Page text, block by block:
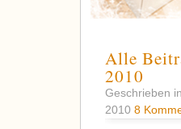
Alle
2010
Geschrieben in
2010 8